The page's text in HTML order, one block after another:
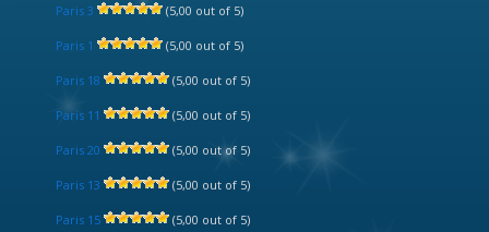
Paris 3 (5,00 out of 5)
Paris 1 (5,00 out of 5)
Paris 18 (5,00 out of 5)
Paris 11 (5,00 out of 5)
Paris 20 (5,00 out of 5)
Paris 13 (5,00 out of 5)
Paris 15 (5,00 out of 5)